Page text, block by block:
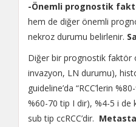
-Önemli prognostik
hem de diğer önemli
nekroz durumu belirlenir.
Diğer bir prognostik faktör
invazyon, LN durumu),
guideline’da “RCC’lerin
%60-70 tip I dir), %4-5 i de
sub tip ccRCC’dir.